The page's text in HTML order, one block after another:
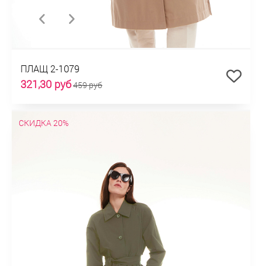
ПЛАЩ 2-1079
321,30 руб459 руб
СКИДКА 20%